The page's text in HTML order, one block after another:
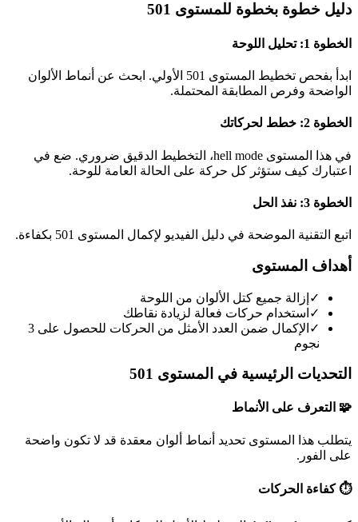
دليل خطوة بخطوة للمستوى 501
الخطوة 1: تحليل اللوحة
ابدأ بفحص تخطيط المستوى 501 الأولي. ابحث عن أنماط الألوان
الواضحة وفرص المطابقة المحتملة.
الخطوة 2: خطط لحركاتك
في هذا المستوى hell mode، التخطيط الدقيق ضروري. ضع في
اعتبارك كيف ستؤثر كل حركة على الحالة العامة للوحة.
الخطوة 3: نفذ الحل
اتبع التقنية الموضحة في دليل الفيديو لإكمال المستوى 501 بكفاءة.
أهداف المستوى
✓ إزالة جميع كتل الألوان من اللوحة
✓ استخدام حركات فعالة لزيادة نقاطك
✓
الإكمال ضمن العدد الأمثل من الحركات للحصول على 3
نجوم
التحديات الرئيسية في المستوى 501
🧩 التعرف على الأنماط
يتطلب هذا المستوى تحديد أنماط ألوان معقدة قد لا تكون واضحة
على الفور.
⏱️ كفاءة الحركات